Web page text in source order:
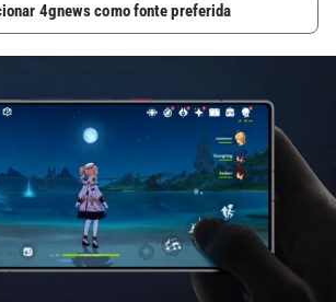
4gnews como fonte preferida